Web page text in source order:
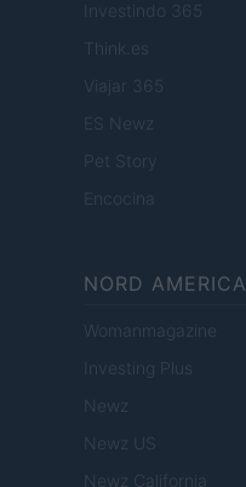
Investindo 365
Think.es
Viajar 365
ES Newz
Pet Story
Encocina
NORD AMERICA
Womanmagazine
Investing Plus
Newz
Newz US
Newz California